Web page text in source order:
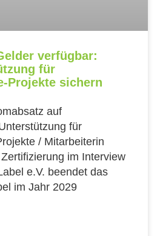
verfügbar:
für
Projekte sichern
auf
für
/ Mitarbeiterin
im Interview
e.V. beendet das
im Jahr 2029